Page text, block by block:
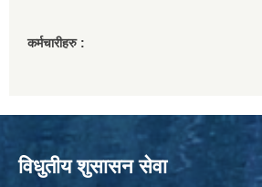
कर्मचारीहरु :
विधुतीय शुसासन सेवा